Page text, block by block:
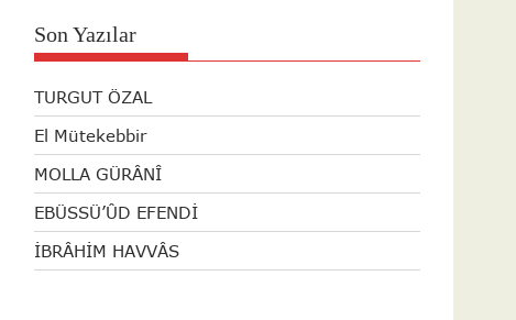
Son Yazılar
TURGUT ÖZAL
El Mütekebbir
MOLLA GÜRÂNÎ
EBÜSSÜ’ÛD EFENDİ
İBRÂHİM HAVVÂS